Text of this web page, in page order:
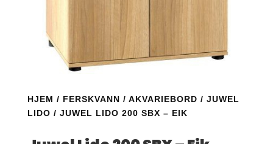
HJEM / FERSKVANN / AKVARIEBORD / JUWEL
LIDO / JUWEL LIDO 200 SBX – EIK